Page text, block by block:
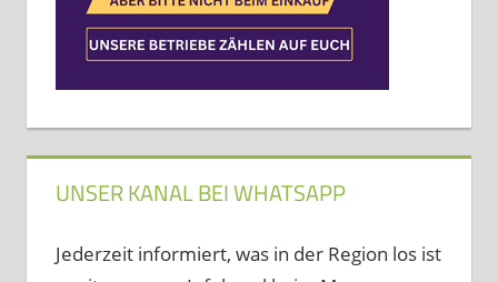
UNSER KANAL BEI WHATSAPP
Jederzeit informiert, was in der Region los ist